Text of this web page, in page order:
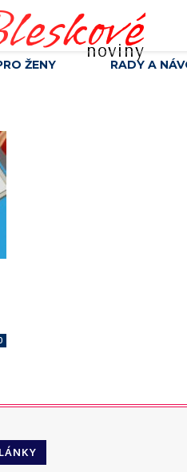
noviny
ŽENY RADY A